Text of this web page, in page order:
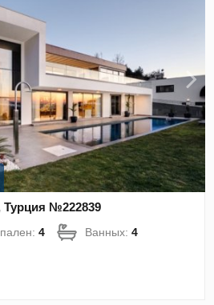
Турция №222839
4 Ванных:4